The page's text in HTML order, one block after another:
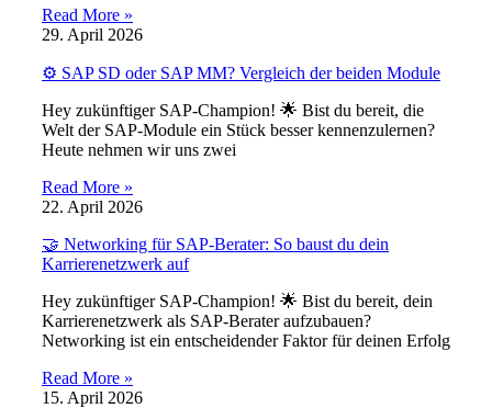
Read More »
29. April 2026
⚙️ SAP SD oder SAP MM? Vergleich der beiden Module
Hey zukünftiger SAP-Champion! 🌟 Bist du bereit, die
Welt der SAP-Module ein Stück besser kennenzulernen?
Heute nehmen wir uns zwei
Read More »
22. April 2026
🤝 Networking für SAP-Berater: So baust du dein
Karrierenetzwerk auf
Hey zukünftiger SAP-Champion! 🌟 Bist du bereit, dein
Karrierenetzwerk als SAP-Berater aufzubauen?
Networking ist ein entscheidender Faktor für deinen Erfolg
Read More »
15. April 2026